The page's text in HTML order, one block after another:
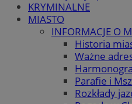
KRYMINALNE
MIASTO
INFORMACJE O
Historia
Ważne
Parafie i
Rozkłady